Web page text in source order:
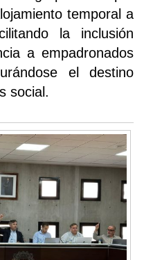
temporal a
la inclusión
a empadronados
el destino
social.